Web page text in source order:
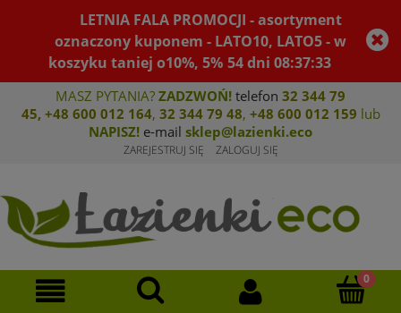
LETNIA FALA PROMOCJI - asortyment
oznaczony kuponem - LATO10, LATO5 - w
koszyku taniej o10%, 5% 54dni08:37:33
MASZ PYTANIA? ZADZWOŃ! telefon 32 344 79
45, +48 600 012 164, 32 344 79 48, +48 600 012 159 lub
NAPISZ! e-mail sklep@lazienki.eco
ZAREJESTRUJ SIĘ ZALOGUJ SIĘ